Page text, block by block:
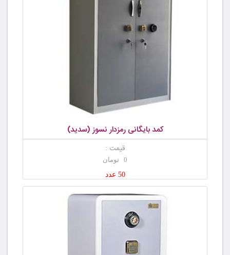
کمد بایگانی رمزدار نسوز (سدید)
قیمت :
0 تومان
50 عدد